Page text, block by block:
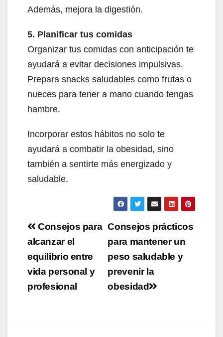
Además, mejora la digestión.
5. Planificar tus comidas
Organizar tus comidas con anticipación te
ayudará a evitar decisiones impulsivas.
Prepara snacks saludables como frutas o
nueces para tener a mano cuando tengas
hambre.
Incorporar estos hábitos no solo te
ayudará a combatir la obesidad, sino
también a sentirte más energizado y
saludable.
Navegación
de
entradas
Consejos prácticos
para mantener un
peso saludable y
prevenir la
obesidad
Consejos para
alcanzar el
equilibrio entre
vida personal y
profesional